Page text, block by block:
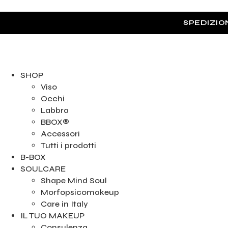
SHOP
Viso
Occhi
Labbra
BBOX®
Accessori
Tutti i prodotti
B-BOX
SOULCARE
Shape Mind Soul
Morfopsicomakeup
Care in Italy
IL TUO MAKEUP